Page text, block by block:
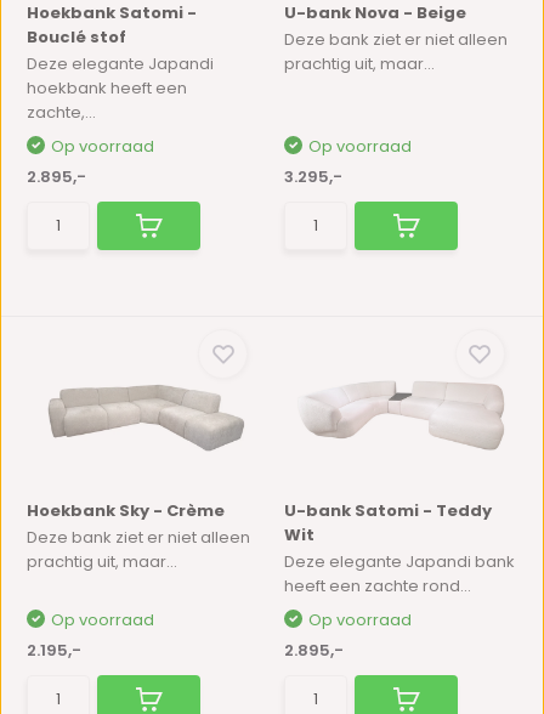
Hoekbank Satomi -
Bouclé stof
Deze elegante Japandi
hoekbank heeft een
zachte,...
Op voorraad
2.895,-
U-bank Nova - Beige
Deze bank ziet er niet alleen
prachtig uit, maar...
Op voorraad
3.295,-
Hoekbank Sky - Crème
Deze bank ziet er niet alleen
prachtig uit, maar...
Op voorraad
2.195,-
U-bank Satomi - Teddy
Wit
Deze elegante Japandi bank
heeft een zachte rond...
Op voorraad
2.895,-